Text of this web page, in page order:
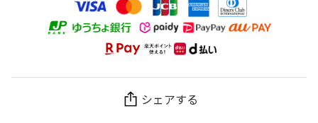
シェアする